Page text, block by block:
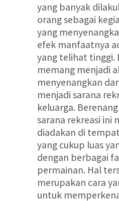
yang banyak
orang sebagai
yang
efek manfaatnya
yang telihat tinggi.
memang menjadi
menyenangkan
menjadi sarana
keluarga.
sarana rekreasi ini
diadakan di
yang cukup luas
dengan berbagai
permainan. Hal
merupakan cara
untuk